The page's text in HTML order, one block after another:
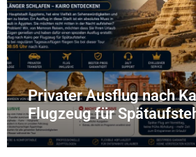
Privater Ausflug nach
Flugzeug für